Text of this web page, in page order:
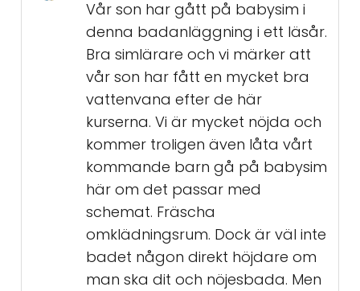
Vår son har gått på babysim i
denna badanläggning i ett läsår.
Bra simlärare och vi märker att
vår son har fått en mycket bra
vattenvana efter de här
kurserna. Vi är mycket nöjda och
kommer troligen även låta vårt
kommande barn gå på babysim
här om det passar med
schemat. Fräscha
omklädningsrum. Dock är väl inte
badet någon direkt höjdare om
man ska dit och nöjesbada. Men